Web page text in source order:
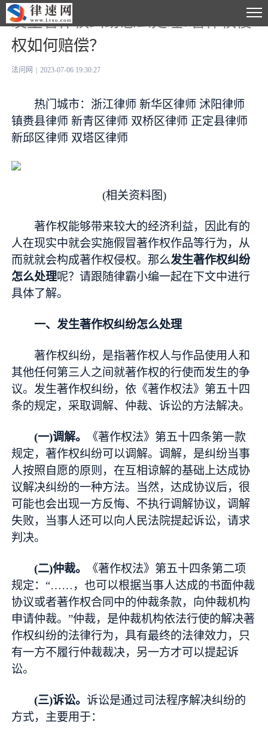
发生著作权纠纷怎么处理?著作权侵
权如何赔偿？
法问网 2023-07-06 19:30:27
热门城市：浙江律师 新华区律师 沭阳律师
镇赉县律师 新青区律师 双桥区律师 正定县律师
新邱区律师 双塔区律师
(相关资料图)
著作权能够带来较大的经济利益，因此有的
人在现实中就会实施假冒著作权作品等行为，从
而就就会构成著作权侵权。那么发生著作权纠纷
怎么处理呢？请跟随律霸小编一起在下文中进行
具体了解。
一、发生著作权纠纷怎么处理
著作权纠纷，是指著作权人与作品使用人和
其他任何第三人之间就著作权的行使而发生的争
议。发生著作权纠纷，依《著作权法》第五十四
条的规定，采取调解、仲裁、诉讼的方法解决。
(一)调解。
《著作权法》第五十四条第一款
规定，著作权纠纷可以调解。调解，是纠纷当事
人按照自愿的原则，在互相谅解的基础上达成协
议解决纠纷的一种方法。当然，达成协议后，很
可能也会出现一方反悔、不执行调解协议，调解
失败，当事人还可以向人民法院提起诉讼，请求
判决。
(二)仲裁。
《著作权法》第五十四条第二项
规定：“……，也可以根据当事人达成的书面仲裁
协议或者著作权合同中的仲裁条款，向仲裁机构
申请仲裁。”仲裁，是仲裁机构依法行使的解决著
作权纠纷的法律行为，具有最终的法律效力，只
有一方不履行仲裁裁决，另一方才可以提起诉
讼。
(三)诉讼。诉讼是通过司法程序解决纠纷的
方式，主要用于：